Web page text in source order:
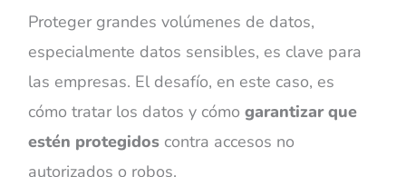
Proteger grandes volúmenes de datos,
especialmente datos sensibles, es clave para
las empresas. El desafío, en este caso, es
cómo tratar los datos y cómogarantizar que
estén protegidos contra accesos no
autorizados o robos.